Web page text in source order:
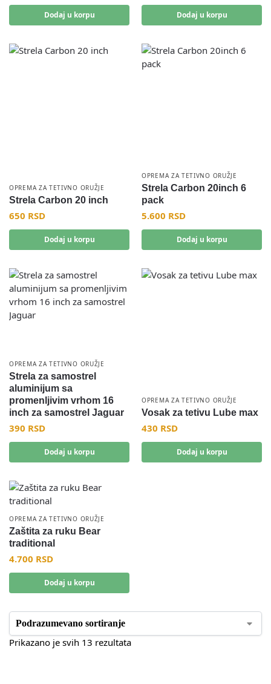
Dodaj u korpu Dodaj u korpu
OPREMA ZA TETIVNO ORUŽJE
Strela Carbon 20 inch
650 RSD
Dodaj u korpu
OPREMA ZA TETIVNO ORUŽJE
Strela Carbon 20inch 6
pack
5.600 RSD
Dodaj u korpu
OPREMA ZA TETIVNO ORUŽJE
Strela za samostrel
aluminijum sa
promenljivim vrhom 16
inch za samostrel Jaguar
390 RSD
Dodaj u korpu
OPREMA ZA TETIVNO ORUŽJE
Vosak za tetivu Lube max
430 RSD
Dodaj u korpu
OPREMA ZA TETIVNO ORUŽJE
Zaštita za ruku Bear
traditional
4.700 RSD
Dodaj u korpu
Prikazano je svih 13 rezultata